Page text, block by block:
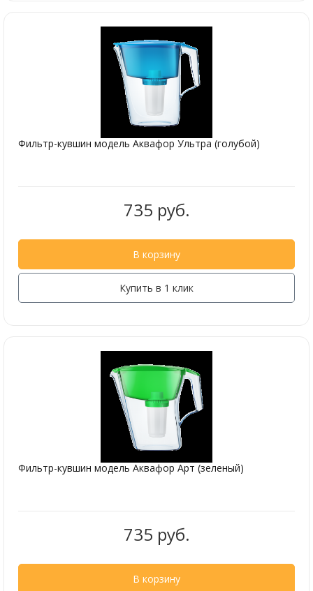
Фильтр-кувшин модель Аквафор Ультра (голубой)
735 руб.
В корзину
Купить в 1 клик
Фильтр-кувшин модель Аквафор Арт (зеленый)
735 руб.
В корзину